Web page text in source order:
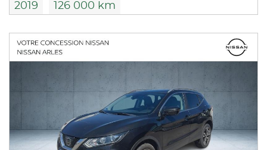
2019 126 000 km